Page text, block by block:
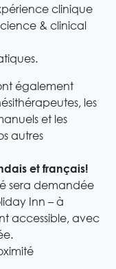
clinique
& clinical
également
les
et les
autres
et français!
sera demandée
Inn – à
accessible, avec